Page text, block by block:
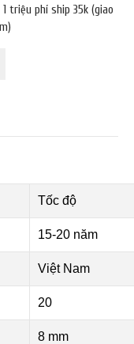
triệu phí ship 35k (giao
Tốc độ
15-20 năm
Việt Nam
20
8 mm